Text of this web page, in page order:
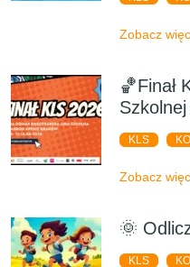
Zobacz
🏀Finał
KLS
Zobacz
🌞
KLS